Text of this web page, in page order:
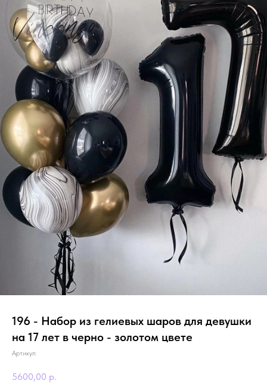
196 - Набор из гелиевых шаров для девушки
на 17 лет в черно - золотом цвете
Артикул:
5600,00 р.